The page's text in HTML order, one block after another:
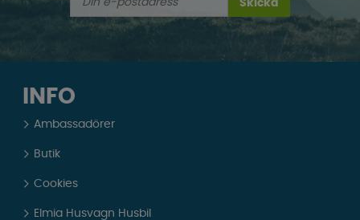
Skicka
INFO
Ambassadörer
Butik
Cookies
Elmia Husvagn Husbil